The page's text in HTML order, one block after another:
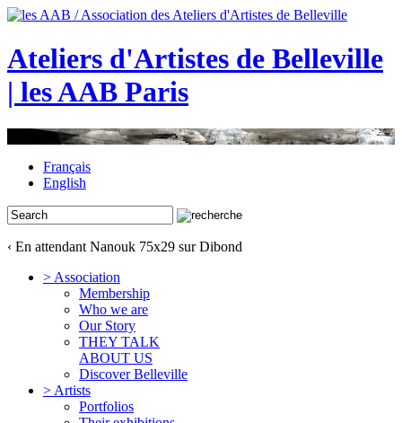
Ateliers d'Artistes de Belleville
| les AAB Paris
Français
English
‹ En attendant Nanouk 75x29 sur Dibond
> Association
Membership
Who we are
Our Story
THEY TALK
ABOUT US
Discover Belleville
> Artists
Portfolios